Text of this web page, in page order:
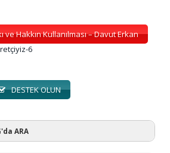
ve Hakkın Kullanılması – Davut Erkan
DESTEK OLUN
ARA